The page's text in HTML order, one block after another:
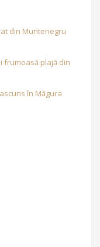
din Muntenegru
frumoasă plajă din
în Măgura